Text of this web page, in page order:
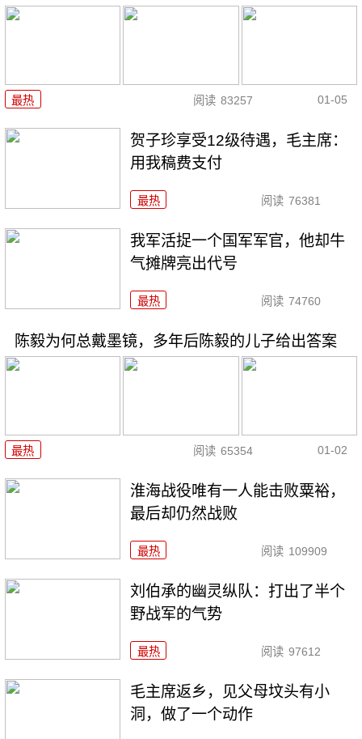
最热 阅读 83257 01-05
贺子珍享受12级待遇，毛主席：
用我稿费支付
最热 阅读 76381
我军活捉一个国军军官，他却牛
气摊牌亮出代号
最热 阅读 74760
陈毅为何总戴墨镜，多年后陈毅的儿子给出答案
最热 阅读 65354 01-02
淮海战役唯有一人能击败粟裕，
最后却仍然战败
最热 阅读 109909
刘伯承的幽灵纵队：打出了半个
野战军的气势
最热 阅读 97612
毛主席返乡，见父母坟头有小
洞，做了一个动作